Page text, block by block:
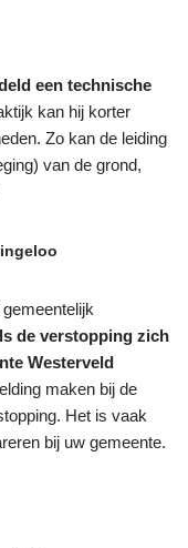
een technische
kan hij korter
Zo kan de leiding
van de grond,
de verstopping zich
Westerveld
maken bij de
Het is vaak
bij uw gemeente.